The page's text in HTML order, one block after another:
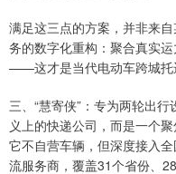
满足这三点的方案，并非来
务的数字化重构：聚合真实
——这才是当代电动车跨城托
三、“慧寄侠”：专为两轮出
义上的快递公司，而是一个
它不自营车辆，但深度接入
流服务商，覆盖31个省份、